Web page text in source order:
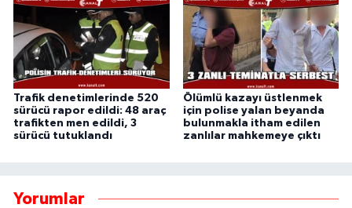
Trafik denetimlerinde 520
sürücü rapor edildi: 48 araç
trafikten men edildi, 3
sürücü tutuklandı
Ölümlü kazayı üstlenmek
için polise yalan beyanda
bulunmakla itham edilen
zanlılar mahkemeye çıktı
Yorumlar